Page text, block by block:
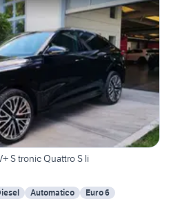
S tronic Quattro S li
Automatico
Euro 6